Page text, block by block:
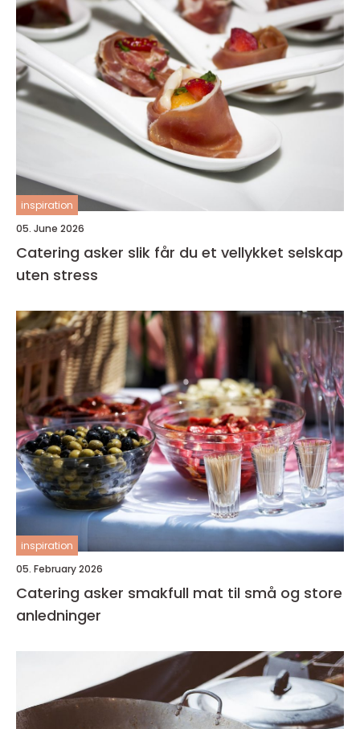
inspiration
05. June 2026
Catering asker slik får du et vellykket selskap
uten stress
inspiration
05. February 2026
Catering asker smakfull mat til små og store
anledninger